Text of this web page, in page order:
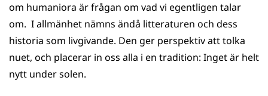
om humaniora är frågan om vad vi egentligen talar
om. I allmänhet nämns ändå litteraturen och dess
historia som livgivande. Den ger perspektiv att tolka
nuet, och placerar in oss alla i en tradition: Inget är helt
nytt under solen.